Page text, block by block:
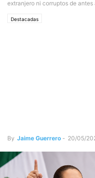
extranjero ni corruptos de antes
Destacadas
By Jaime Guerrero - 20/05/